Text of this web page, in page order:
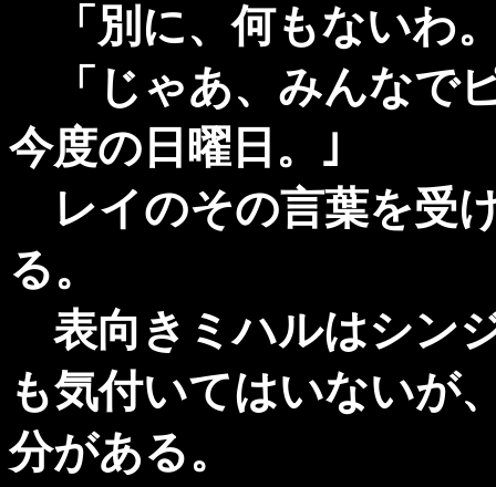
「別に、何もないわ
「じゃあ、みんなで
今度の日曜日。｣
レイのその言葉を受
る。
表向きミハルはシン
も気付いてはいないが
分がある。